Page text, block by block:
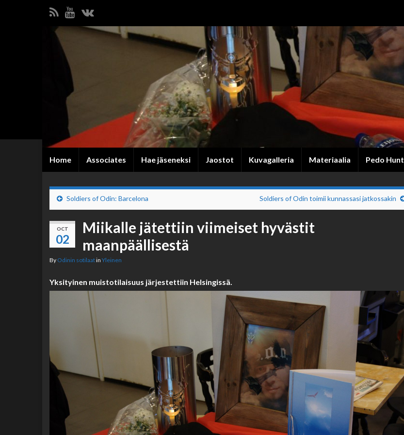
Home Associates Hae jäseneksi Jaostot Kuvagalleria Materiaalia Pedo Hunt
Soldiers of Odin: Barcelona Soldiers of Odin toimii kunnassasi jatkossakin
OCT
02
Miikalle jätettiin viimeiset hyvästit
maanpäällisestä
By Odinin sotilaatin Yleinen
Yksityinen muistotilaisuus järjestettiin Helsingissä.